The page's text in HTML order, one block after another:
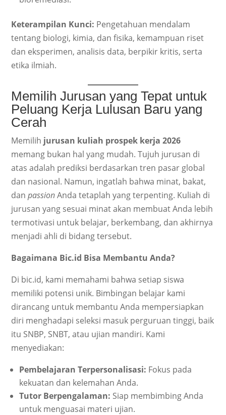
Keterampilan Kunci: Pengetahuan mendalam
tentang biologi, kimia, dan fisika, kemampuan riset
dan eksperimen, analisis data, berpikir kritis, serta
etika ilmiah.
Memilih Jurusan yang Tepat untuk
Peluang Kerja Lulusan Baru yang
Cerah
Memilih jurusan kuliah prospek kerja 2026
memang bukan hal yang mudah. Tujuh jurusan di
atas adalah prediksi berdasarkan tren pasar global
dan nasional. Namun, ingatlah bahwa minat, bakat,
danpassionAnda tetaplah yang terpenting. Kuliah di
jurusan yang sesuai minat akan membuat Anda lebih
termotivasi untuk belajar, berkembang, dan akhirnya
menjadi ahli di bidang tersebut.
Bagaimana Bic.id Bisa Membantu Anda?
Di bic.id, kami memahami bahwa setiap siswa
memiliki potensi unik. Bimbingan belajar kami
dirancang untuk membantu Anda mempersiapkan
diri menghadapi seleksi masuk perguruan tinggi, baik
itu SNBP, SNBT, atau ujian mandiri. Kami
menyediakan:
Pembelajaran Terpersonalisasi: Fokus pada
kekuatan dan kelemahan Anda.
Tutor Berpengalaman: Siap membimbing Anda
untuk menguasai materi ujian.